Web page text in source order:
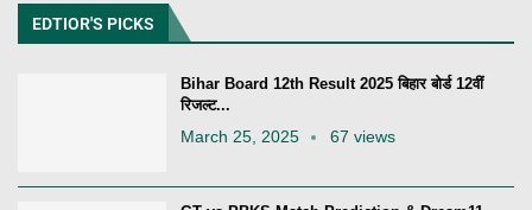
EDTIOR'S PICKS
Bihar Board 12th Result 2025 बिहार बोर्ड 12वीं
रिजल्ट...
March 25, 2025 67 views